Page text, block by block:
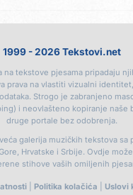
1999 - 2026 Tekstovi.net
na tekstove pjesama pripadaju
prava na vlastiti vizualni
Strogo je zabranjeno
i neovlašteno kopiranje naše
druge portale bez odobrenja.
galerija muzičkih tekstova sa
Hrvatske i Srbije. Ovdje
stihove vaših omiljenih
| Politika kolačića Uslovi